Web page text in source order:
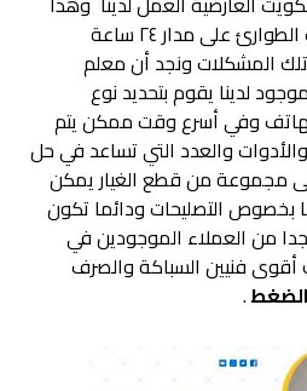
لأن شركتنا توفر لكم خدمات الطوارئ على مدار ٢٤ ساعة
المشكلات ونجد أن معلم
لدينا يقوم بتحديد نوع
وفي أسرع وقت ممكن يتم
والعدد التي تساعد في حل
مجموعة من قطع الغيار يمكن
بخصوص التصليحات ودائما تكون
جدا من العملاء الموجودين في
أقوى فنيين السباكة والصرف
.